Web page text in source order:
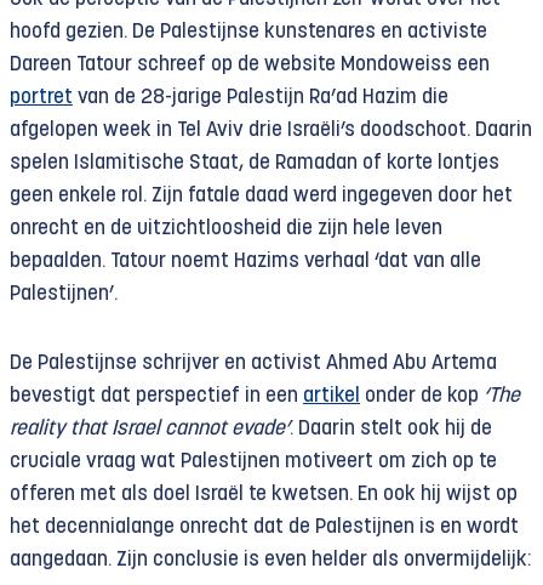
hoofd gezien. De Palestijnse kunstenares en activiste
Dareen Tatour schreef op de website Mondoweiss een
portret van de 28-jarige Palestijn Ra’ad Hazim die
afgelopen week in Tel Aviv drie Israëli’s doodschoot. Daarin
spelen Islamitische Staat, de Ramadan of korte lontjes
geen enkele rol. Zijn fatale daad werd ingegeven door het
onrecht en de uitzichtloosheid die zijn hele leven
bepaalden. Tatour noemt Hazims verhaal ‘dat van alle
Palestijnen’.
De Palestijnse schrijver en activist Ahmed Abu Artema
bevestigt dat perspectief in een artikel onder de kop ‘The
reality that Israel cannot evade’. Daarin stelt ook hij de
cruciale vraag wat Palestijnen motiveert om zich op te
offeren met als doel Israël te kwetsen. En ook hij wijst op
het decennialange onrecht dat de Palestijnen is en wordt
aangedaan. Zijn conclusie is even helder als onvermijdelijk: